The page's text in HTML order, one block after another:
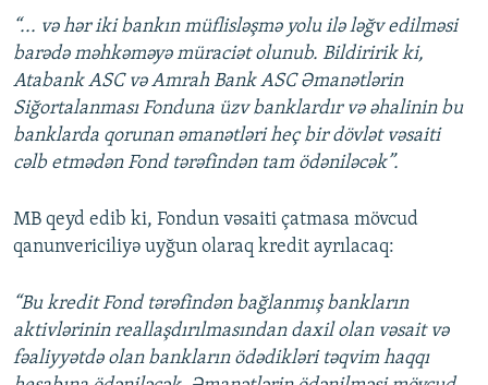
“... və hər iki bankın müflisləşmə yolu ilə ləğv edilməsi
barədə məhkəməyə müraciət olunub. Bildiririk ki,
Atabank ASC və Amrah Bank ASC Əmanətlərin
Siğortalanması Fonduna üzv banklardır və əhalinin bu
banklarda qorunan əmanətləri heç bir dövlət vəsaiti
cəlb etmədən Fond tərəfindən tam ödəniləcək”.
MB qeyd edib ki, Fondun vəsaiti çatmasa mövcud
qanunvericiliyə uyğun olaraq kredit ayrılacaq:
“Bu kredit Fond tərəfindən bağlanmış bankların
aktivlərinin reallaşdırılmasından daxil olan vəsait və
fəaliyyətdə olan bankların ödədikləri təqvim haqqı